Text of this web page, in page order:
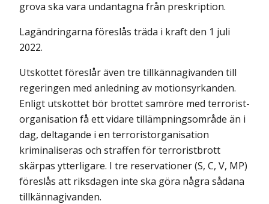
grova ska vara undantagna från preskription.
Lagändringarna föreslås träda i kraft den 1 juli
2022.
Utskottet föreslår även tre tillkännagivanden till
regeringen med anledning av motionsyrkanden.
Enligt utskottet bör brottet samröre med terrorist­
orga­nisation få ett vidare tillämpningsområde än i
dag, deltagande i en terrorist­organisation
kriminaliseras och straffen för terroristbrott
skärpas ytterligare. I tre reservationer (S, C, V, MP)
föreslås att riksdagen inte ska göra några sådana
tillkännagivanden.